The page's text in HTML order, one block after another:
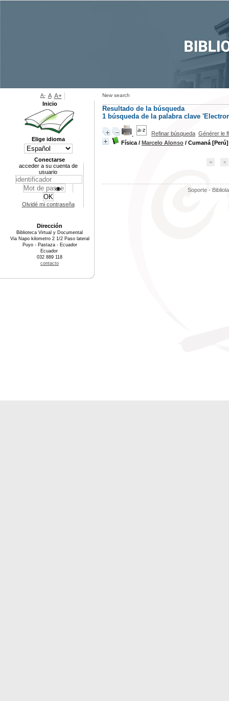
New search
Resultado de la búsqueda
1 búsqueda de la palabra clave
Refinar búsqueda Générer le
Física / Marcelo Alonso / Cumaná
Soporte -
A- A A+
Inicio
Elige idioma
Conectarse
acceder a su cuenta de
usuario
Olvidé mi contraseña
Dirección
Biblioteca Virtual y Documental
Via Napo kilometro 2 1/2 Paso lateral
Puyo - Pastaza - Ecuador
Ecuador
032 889 118
contacto